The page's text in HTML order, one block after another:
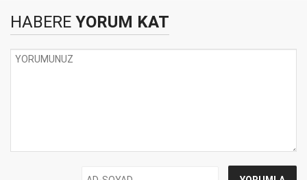
HABERE YORUM KAT